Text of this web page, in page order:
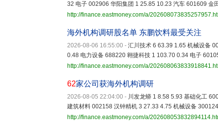
32 电子 002906 华阳集团 1 25.85 10.23 汽车 601609 金
http://finance.eastmoney.com/a/
海外机构调研股名单 东鹏饮料最受关注
2026-08-06 16:55:00 - 汇川技术 6 63.39 1.65 机械设备
0.48 电力设备 688220 翱捷科技 1 103.70 0.34 电子
http://finance.eastmoney.com/a/
62家公司获海外机构调研
2026-08-05 22:04:00 - 川发龙蟒 1 8.58 5.93 基础化工
建筑材料 002158 汉钟精机 3 27.33 4.75 机械设备
http://finance.eastmoney.com/a/